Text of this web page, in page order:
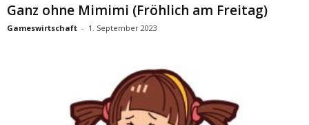
Ganz ohne Mimimi (Fröhlich am Freitag)
Gameswirtschaft - 1. September 2023